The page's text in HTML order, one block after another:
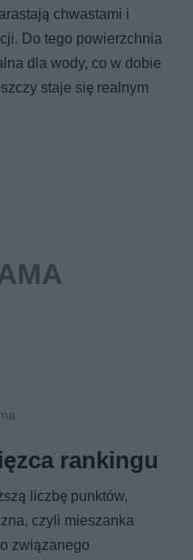
chwastami i
Do tego powierzchnia
dla wody, co w dobie
staje się realnym
rankingu
liczbę punktów,
czyli mieszanka
związanego